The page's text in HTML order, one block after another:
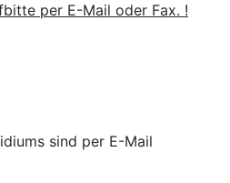
per E-Mail oder Fax. !
sind per E-Mail